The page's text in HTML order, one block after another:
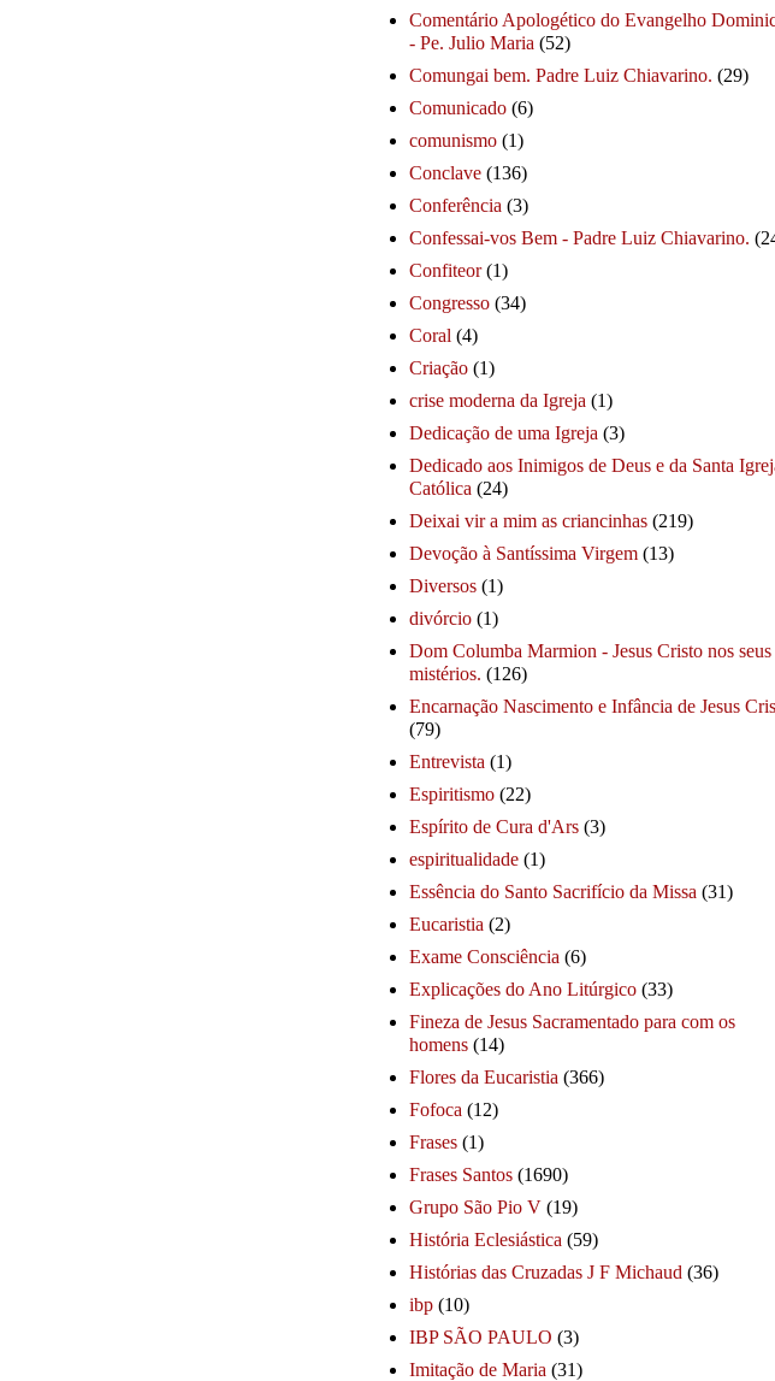
Comentário Apologético do Evangelho
- Pe. Julio Maria (52)
Comungai bem. Padre Luiz Chiavarino. (29)
Comunicado (6)
comunismo (1)
Conclave (136)
Conferência (3)
Confessai-vos Bem - Padre Luiz Chiavarino.
Confiteor (1)
Congresso (34)
Coral (4)
Criação (1)
crise moderna da Igreja (1)
Dedicação de uma Igreja (3)
Dedicado aos Inimigos de Deus e da Santa
Católica (24)
Deixai vir a mim as criancinhas (219)
Devoção à Santíssima Virgem (13)
Diversos (1)
divórcio (1)
Dom Columba Marmion - Jesus Cristo nos seus
mistérios. (126)
Encarnação Nascimento e Infância de Jesus
(79)
Entrevista (1)
Espiritismo (22)
Espírito de Cura d'Ars (3)
espiritualidade (1)
Essência do Santo Sacrifício da Missa (31)
Eucaristia (2)
Exame Consciência (6)
Explicações do Ano Litúrgico (33)
Fineza de Jesus Sacramentado para com os
homens (14)
Flores da Eucaristia (366)
Fofoca (12)
Frases (1)
Frases Santos (1690)
Grupo São Pio V (19)
História Eclesiástica (59)
Histórias das Cruzadas J F Michaud (36)
ibp (10)
IBP SÃO PAULO (3)
Imitação de Maria (31)